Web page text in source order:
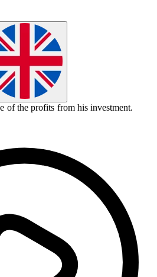
of the profits from his investment.